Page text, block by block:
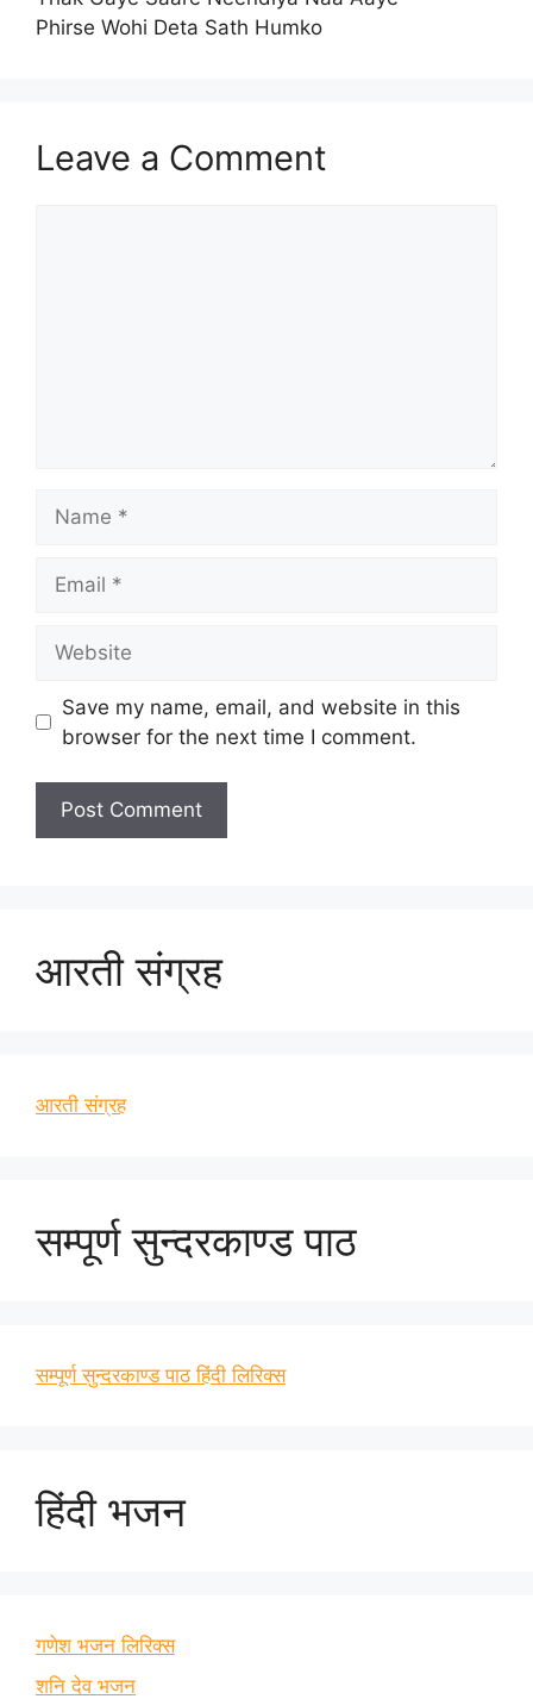
Phirse Wohi Deta Sath Humko
Leave a Comment
Save my name, email, and website in this
browser for the next time I comment.
आरती संग्रह
आरती संग्रह
सम्पूर्ण सुन्दरकाण्ड पाठ
सम्पूर्ण सुन्दरकाण्ड पाठ हिंदी लिरिक्स
हिंदी भजन
गणेश भजन लिरिक्स
शनि देव भजन